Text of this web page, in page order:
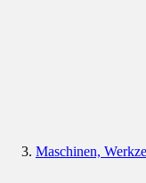
Maschinen,